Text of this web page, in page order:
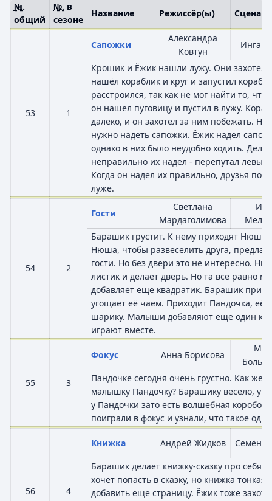
№.
общий
№. в
сезоне
Название Режиссёр(ы)
53 1
Сапожки
Александра
Ковтун
Инга
Крошик и Ёжик нашли лужу. Они
нашёл кораблик и круг и запустил
расстроился, так как не мог найти то, что
он нашел пуговицу и пустил в лужу.
далеко, и он захотел за ним побежать. Но
нужно надеть сапожки. Ёжик надел
однако в них было неудобно ходить. Дело
неправильно их надел - перепутал
Когда он надел их правильно, друзья
луже.
54 2
Гости
Светлана
Мардаголимова
Барашик грустит. К нему приходят
Нюша, чтобы развеселить друга,
гости. Но без двери это не интересно.
листик и делает дверь. Но та все равно
добавляет еще квадратик. Барашик
угощает её чаем. Приходит Пандочка, её
шарику. Малыши добавляют еще один
играют вместе.
55 3
Фокус Анна Борисова
Пандочке сегодня очень грустно. Как же
малышку Пандочку? Барашику весело, у
у Пандочки зато есть волшебная
поиграли в фокус и узнали, что такое
56 4
Книжка Андрей Жидков
Семён
Барашик делает книжку-сказку про
хочет попасть в сказку, но книжка
добавить еще страницу. Ёжик тоже